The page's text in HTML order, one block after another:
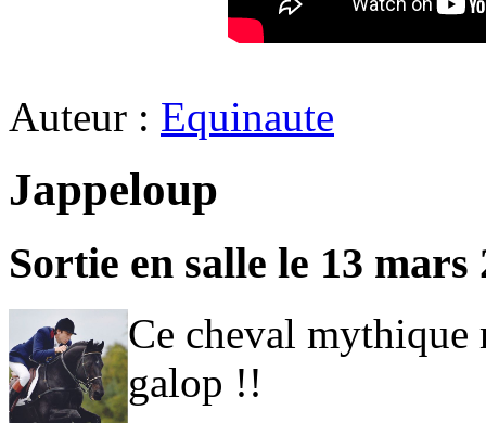
Auteur : Equinaute
Jappeloup
Sortie en salle le 13 mars
Ce cheval mythique
galop !!